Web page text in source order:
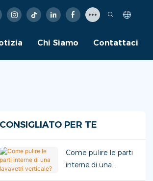
Chi Siamo Contattaci
CONSIGLIATO PER TE
Come pulire le parti
interne di una